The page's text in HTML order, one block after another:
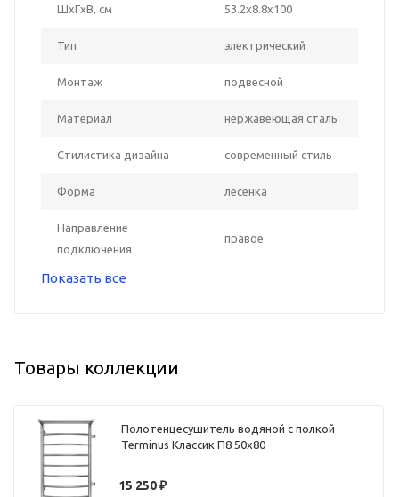
ШxГxВ, см 53.2x8.8x100
Тип электрический
Монтаж подвесной
Материал нержавеющая сталь
Стилистика дизайна современный стиль
Форма лесенка
Направление
подключения
правое
Показать все
Товары коллекции
Полотенцесушитель водяной с полкой
Terminus Классик П8 50х80
15 250₽